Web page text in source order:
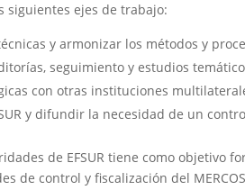
siguientes ejes de trabajo:
y armonizar los métodos y
seguimiento y estudios
con otras instituciones
y difundir la necesidad de un
de EFSUR tiene como objetivo
de control y fiscalización del